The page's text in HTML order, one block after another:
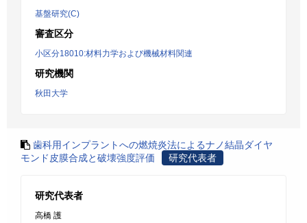
基盤研究(C)
審査区分
小区分18010:材料力学および機械材料関連
研究機関
秋田大学
歯科用インプラントへの燃焼炎法によるナノ結晶ダイヤ
モンド皮膜合成と破壊強度評価
研究代表者
研究代表者
高橋 護